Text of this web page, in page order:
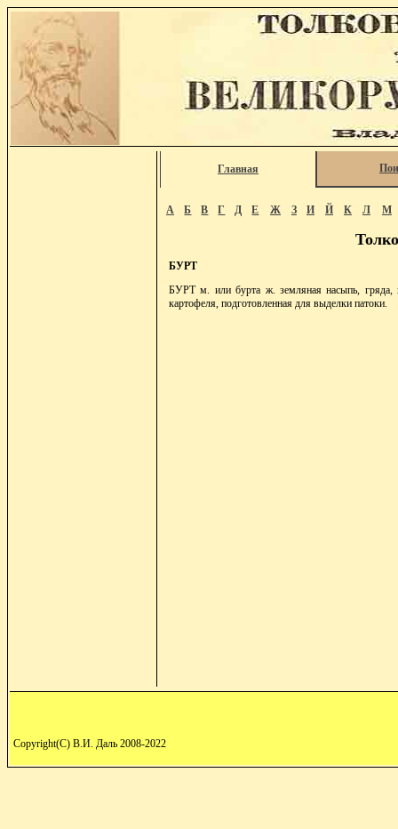
Главная
А Б В Г Д Е Ж З И Й К Л М
БУРТ
БУРТ м. или бурта ж. земляная насыпь, гряда,
картофеля, подготовленная для выделки патоки.
Copyright(C) В.И. Даль 2008-2022